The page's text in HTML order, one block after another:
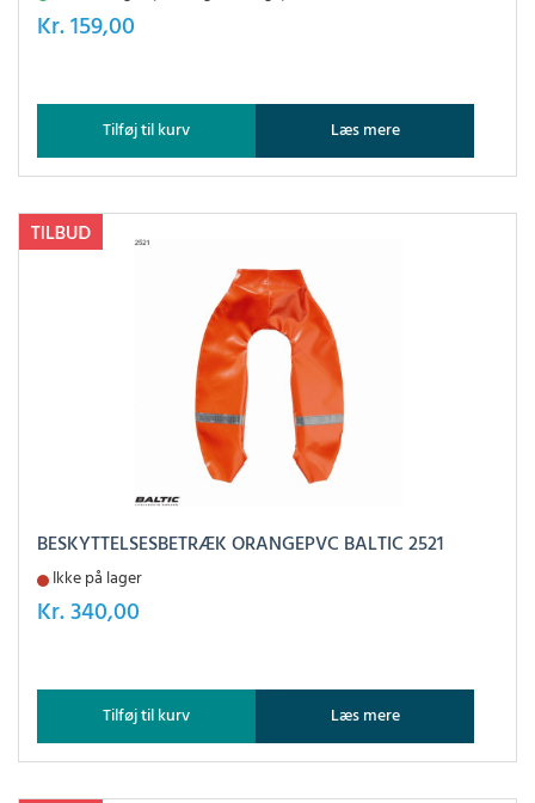
Kr.159,00
Tilføj til kurv Læs mere
BESKYTTELSESBETRÆK ORANGEPVC BALTIC 2521
Ikke på lager
Kr.340,00
Tilføj til kurv Læs mere